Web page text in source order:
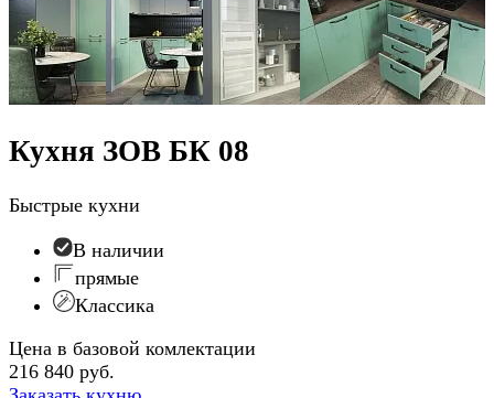
Кухня ЗОВ БК 08
Быстрые кухни
В наличии
прямые
Классика
Цена в базовой комлектации
216 840 руб.